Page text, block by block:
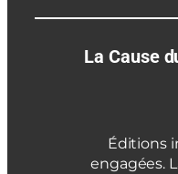
La Cause
Éditions
engagées.